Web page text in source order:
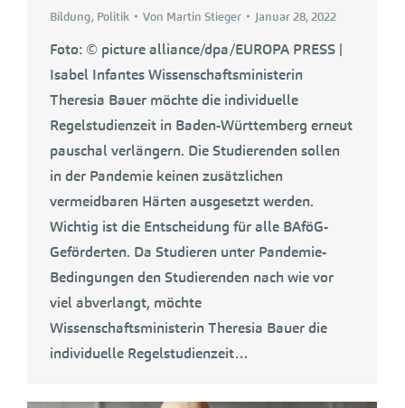
Bildung, Politik Von Martin Stieger Januar 28, 2022
Foto: © picture alliance/dpa/EUROPA PRESS |
Isabel Infantes Wissenschaftsministerin
Theresia Bauer möchte die individuelle
Regelstudienzeit in Baden-Württemberg erneut
pauschal verlängern. Die Studierenden sollen
in der Pandemie keinen zusätzlichen
vermeidbaren Härten ausgesetzt werden.
Wichtig ist die Entscheidung für alle BAföG-
Geförderten. Da Studieren unter Pandemie-
Bedingungen den Studierenden nach wie vor
viel abverlangt, möchte
Wissenschaftsministerin Theresia Bauer die
individuelle Regelstudienzeit…